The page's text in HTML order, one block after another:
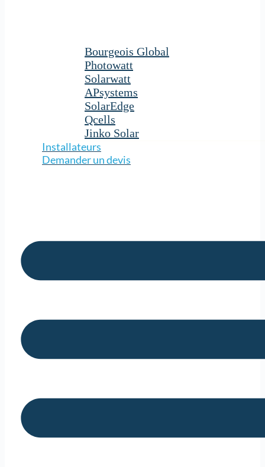
Bourgeois Global
Photowatt
Solarwatt
APsystems
SolarEdge
Qcells
Jinko Solar
Installateurs
Demander un devis